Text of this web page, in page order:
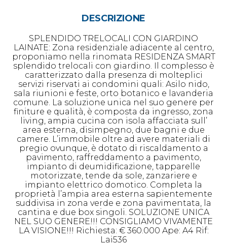
DESCRIZIONE
SPLENDIDO TRELOCALI CON GIARDINO
LAINATE: Zona residenziale adiacente al centro,
proponiamo nella rinomata RESIDENZA SMART
splendido trelocali con giardino. Il complesso è
caratterizzato dalla presenza di molteplici
servizi riservati ai condomini quali: Asilo nido,
sala riunioni e feste, orto botanico e lavanderia
comune. La soluzione unica nel suo genere per
finiture e qualità, è composta da ingresso, zona
living, ampia cucina con isola affacciata sull’
area esterna, disimpegno, due bagni e due
camere. L’immobile oltre ad avere materiali di
pregio ovunque, è dotato di riscaldamento a
pavimento, raffreddamento a pavimento,
impianto di deumidificazione, tapparelle
motorizzate, tende da sole, zanzariere e
impianto elettrico domotico. Completa la
proprietà l’ampia area esterna sapientemente
suddivisa in zona verde e zona pavimentata, la
cantina e due box singoli. SOLUZIONE UNICA
NEL SUO GENERE!!! CONSIGLIAMO VIVAMENTE
LA VISIONE!!! Richiesta: € 360.000 Ape: A4 Rif:
Lai536